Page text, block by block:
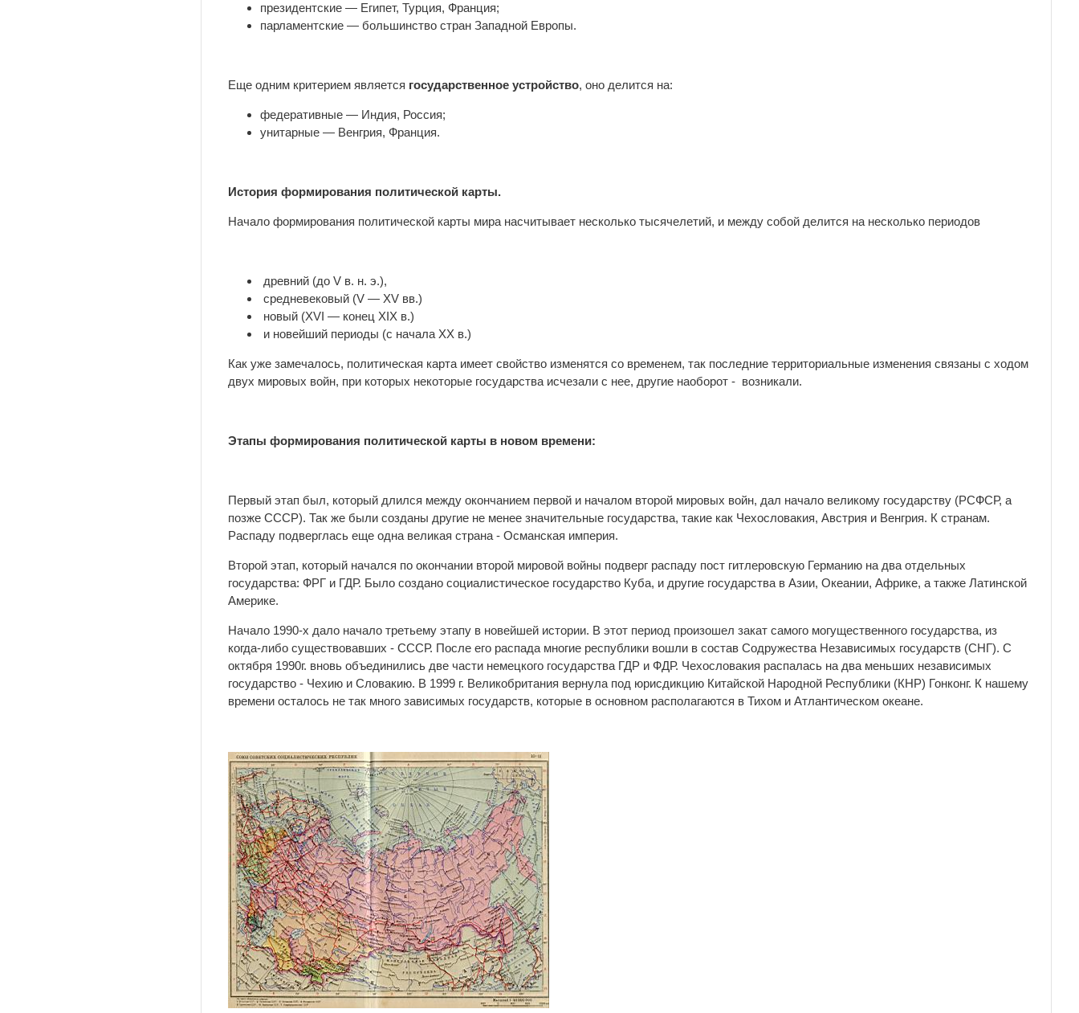
президентские — Египет, Турция, Франция;
парламентские — большинство стран Западной Европы.
Еще одним критерием является государственное устройство, оно делится на:
федеративные — Индия, Россия;
унитарные — Венгрия, Франция.
История формирования политической карты.
Начало формирования политической карты мира насчитывает несколько тысячелетий, и между собой делится на несколько периодов
древний (до V в. н. э.),
средневековый (V — XV вв.)
новый (XVI — конец XIX в.)
и новейший периоды (с начала XX в.)
Как уже замечалось, политическая карта имеет свойство изменятся со временем, так последние территориальные изменения связаны с ходом
двух мировых войн, при которых некоторые государства исчезали с нее, другие наоборот - возникали.
Этапы формирования политической карты в новом времени:
Первый этап был, который длился между окончанием первой и началом второй мировых войн, дал начало великому государству (РСФСР, а
позже СССР). Так же были созданы другие не менее значительные государства, такие как Чехословакия, Австрия и Венгрия. К странам.
Распаду подверглась еще одна великая страна - Османская империя.
Второй этап, который начался по окончании второй мировой войны подверг распаду пост гитлеровскую Германию на два отдельных
государства: ФРГ и ГДР. Было создано социалистическое государство Куба, и другие государства в Азии, Океании, Африке, а также Латинской
Америке.
Начало 1990-х дало начало третьему этапу в новейшей истории. В этот период произошел закат самого могущественного государства, из
когда-либо существовавших - СССР. После его распада многие республики вошли в состав Содружества Независимых государств (СНГ). С
октября 1990г. вновь объединились две части немецкого государства ГДР и ФДР. Чехословакия распалась на два меньших независимых
государство - Чехию и Словакию. В 1999 г. Великобритания вернула под юрисдикцию Китайской Народной Республики (КНР) Гонконг. К нашему
времени осталось не так много зависимых государств, которые в основном располагаются в Тихом и Атлантическом океане.